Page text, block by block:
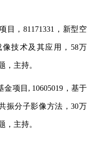
目，81171331 ，新型空
技术及其应用， 58万
，主持。
金项目 , 10605019 ，基于
振分子影像方法，30万
，主持。